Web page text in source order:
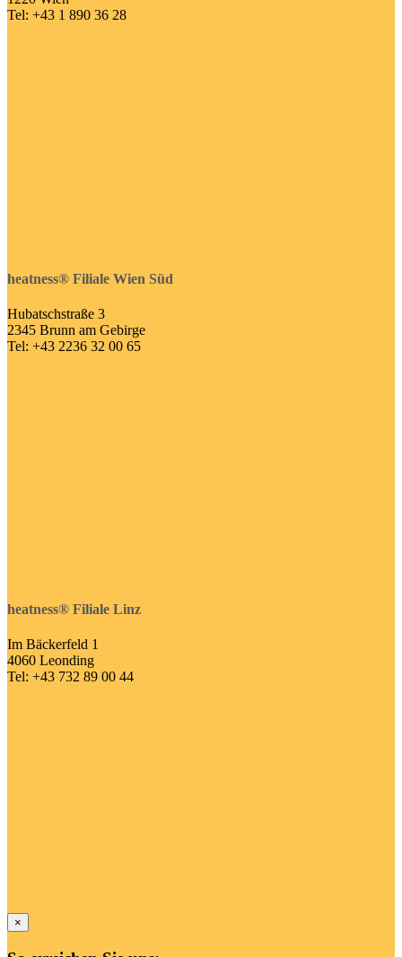
Tel: +43 1 890 36 28
heatness® Filiale Wien Süd
Hubatschstraße 3
2345 Brunn am Gebirge
Tel: +43 2236 32 00 65
heatness® Filiale Linz
Im Bäckerfeld 1
4060 Leonding
Tel: +43 732 89 00 44
×